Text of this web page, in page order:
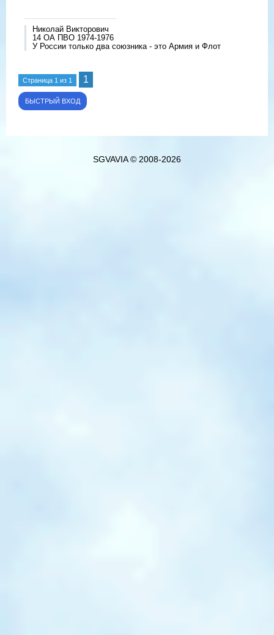
Николай Викторович
14 ОА ПВО 1974-1976
У России только два союзника - это Армия и Флот
Страница 1 из 1 1
SGVAVIA © 2008-2026